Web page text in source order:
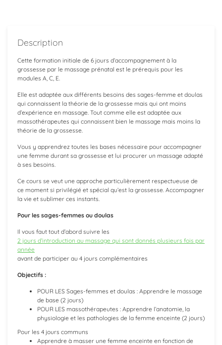
Description
Cette formation initiale de 6 jours d’accompagnement à la
grossesse par le massage prénatal est le prérequis pour les
modules A, C, E.
Elle est adaptée aux différents besoins des sages-femme et doulas
qui connaissent la théorie de la grossesse mais qui ont moins
d’expérience en massage. Tout comme elle est adaptée aux
massothérapeutes qui connaissent bien le massage mais moins la
théorie de la grossesse.
Vous y apprendrez toutes les bases nécessaire pour accompagner
une femme durant sa grossesse et lui procurer un massage adapté
à ses besoins.
Ce cours se veut une approche particulièrement respectueuse de
ce moment si privilégié et spécial qu’est la grossesse. Accompagner
la vie et sublimer ces instants.
Pour les sages-femmes ou doulas
Il vous faut tout d’abord suivre les
2 jours d’introduction au massage qui sont donnés plusieurs fois par
année
avant de participer au 4 jours complémentaires
Objectifs :
POUR LES Sages-femmes et doulas : Apprendre le massage
de base (2 jours)
POUR LES massothérapeutes : Apprendre l’anatomie, la
physiologie et les pathologies de la femme enceinte (2 jours)
Pour les 4 jours communs
Apprendre à masser une femme enceinte en fonction de